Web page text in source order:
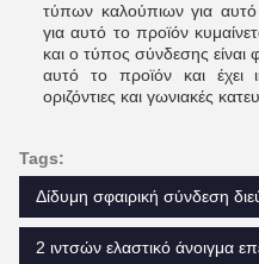
τύπων καλούπιων για
για αυτό το προϊόν
και ο τύπος σύνδεσης είναι
αυτό το προϊόν και έχει
οριζόντιες και γωνιακές
Tags:
Δίδυμη σφαιρική σύνδεση
2 ιντσών ελαστικό άνοιγμα